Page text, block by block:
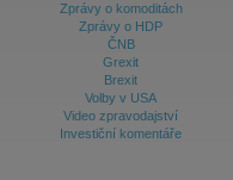
Zprávy o komoditách
Zprávy o HDP
ČNB
Grexit
Brexit
Volby v USA
Video zpravodajství
Investiční komentáře